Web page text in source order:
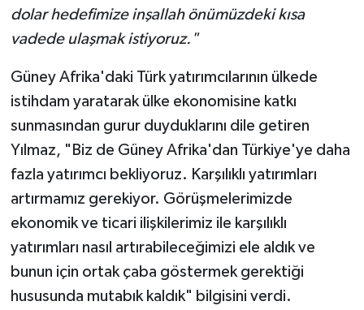
dolar hedefimize inşallah önümüzdeki kısa
vadede ulaşmak istiyoruz."
Güney Afrika'daki Türk yatırımcılarının ülkede
istihdam yaratarak ülke ekonomisine katkı
sunmasından gurur duyduklarını dile getiren
Yılmaz, "Biz de Güney Afrika'dan Türkiye'ye daha
fazla yatırımcı bekliyoruz. Karşılıklı yatırımları
artırmamız gerekiyor. Görüşmelerimizde
ekonomik ve ticari ilişkilerimiz ile karşılıklı
yatırımları nasıl artırabileceğimizi ele aldık ve
bunun için ortak çaba göstermek gerektiği
hususunda mutabık kaldık" bilgisini verdi.